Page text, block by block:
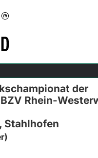
der
Rhein-
Stahlhofen